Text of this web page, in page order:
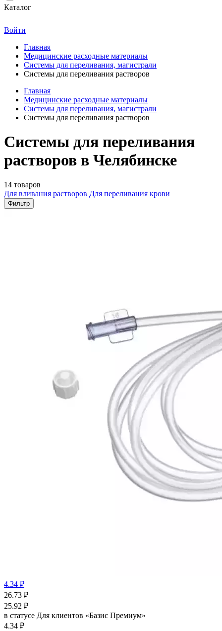
Каталог
Войти
Главная
Медицинские расходные материалы
Системы для переливания, магистрали
Системы для переливания растворов
Главная
Медицинские расходные материалы
Системы для переливания, магистрали
Системы для переливания растворов
Системы для переливания
растворов в Челябинске
14 товаров
Для вливания растворов Для переливания крови
Фильтр
4.34 ₽
26.73 ₽
25.92 ₽
в статусе Для клиентов «Базис Премиум»
4.34 ₽